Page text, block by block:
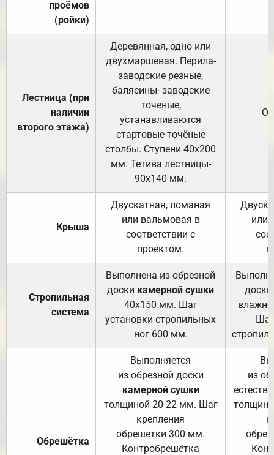
проёмов
(ройки)
Лестница (при
наличии
второго этажа)
Деревянная, одно или
двухмаршевая. Перила-
заводские резные,
балясины- заводские
точеные,
устанавливаются
стартовые точёные
столбы. Ступени 40х200
мм. Тетива лестницы-
90х140 мм.
Крыша
Двускатная, ломаная
или вальмовая в
соответствии с
проектом.
или
Стропильная
система
Выполнена из обрезной
доски камерной сушки
40х150 мм. Шаг
установки стропильных
ног 600 мм.
доски
Обрешётка
Выполняется
из обрезной доски
камерной сушки
толщиной 20-22 мм. Шаг
крепления
обрешетки 300 мм.
Контробрешётка
из